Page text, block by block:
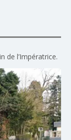
de l’Impératrice.